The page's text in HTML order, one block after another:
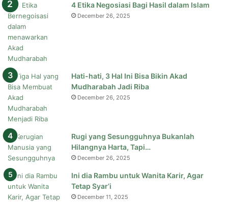
4 Etika Negosiasi Bagi Hasil dalam Islam
December 26, 2025
Hati-hati, 3 Hal Ini Bisa Bikin Akad
Mudharabah Jadi Riba
December 26, 2025
Rugi yang Sesungguhnya Bukanlah
Hilangnya Harta, Tapi…
December 26, 2025
Ini dia Rambu untuk Wanita Karir, Agar
Tetap Syar’i
December 11, 2025